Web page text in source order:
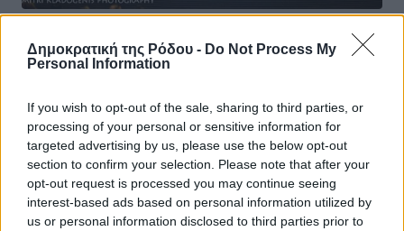
Δημοκρατική της Ρόδου - Do Not Process My
Personal Information
If you wish to opt-out of the sale, sharing to third parties, or
processing of your personal or sensitive information for
targeted advertising by us, please use the below opt-out
section to confirm your selection. Please note that after your
opt-out request is processed you may continue seeing
interest-based ads based on personal information utilized by
us or personal information disclosed to third parties prior to
Με μεγάλη επιτυχία διεξήχθη το
Μουσικό Αφιέρωμα στο Νίκο Γκάτσο
Σε ένα κατάμεστο από κόσμο θέατρο και με μεγάλη
επιτυχία διεξήχθη η συναυλία του Αναπτυξιακού-
Πολιτιστικού –Περιβαλλοντικού Συλλόγου των κατοίκων
των συνοικιών Αγ. Νικολάου, ...
20.02.17, 17:52